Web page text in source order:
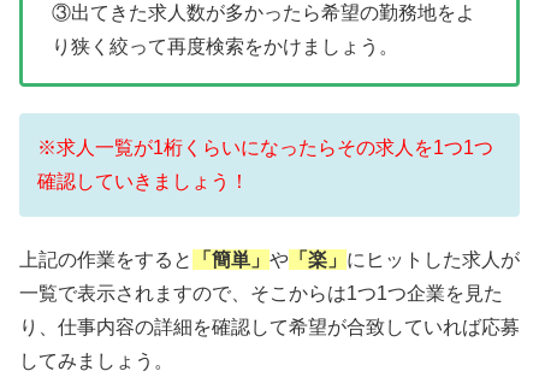
③出てきた求人数が多かったら希望の勤務地をよ
り狭く絞って再度検索をかけましょう。
※求人一覧が1桁くらいになったらその求人を1つ1つ
確認していきましょう！
上記の作業をすると 「簡単」 や 「楽」 にヒットした求人が
一覧で表示されますので、そこからは1つ1つ企業を見た
り、仕事内容の詳細を確認して希望が合致していれば応募
してみましょう。